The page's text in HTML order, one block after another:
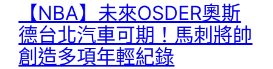
【NBA】未來OSDER奧斯
德台北汽車可期！馬刺將帥
創造多項年輕紀錄